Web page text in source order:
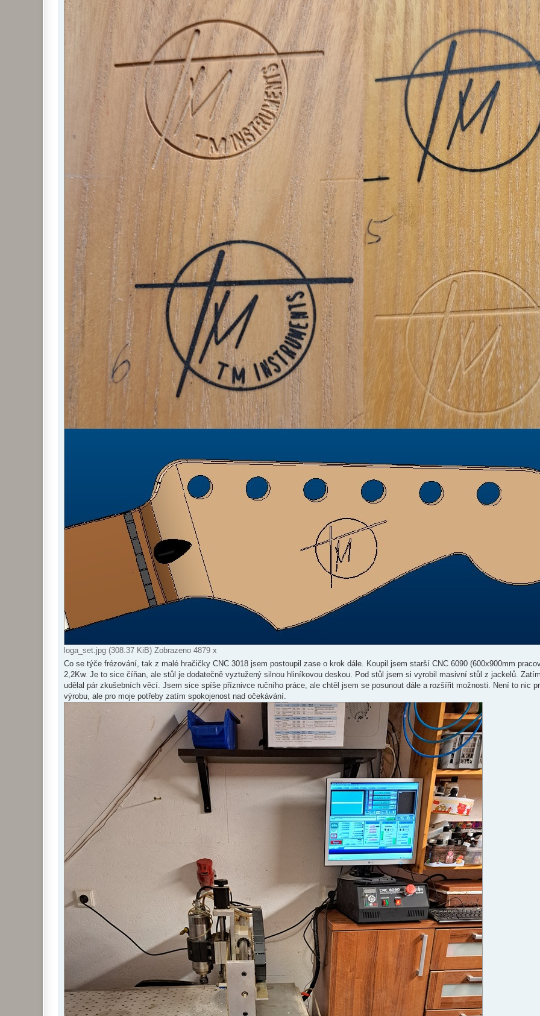
loga_set.jpg (308.37 KiB) Zobrazeno 4879 x
Co se týče frézování, tak z malé hračičky CNC 3018 jsem postoupil zase o krok dále. Koupil jsem starší CNC 6090 (600x900mm
2,2Kw. Je to sice číňan, ale stůl je dodatečně vyztužený silnou hliníkovou deskou. Pod stůl jsem si vyrobil masivní stůl z jackelů.
udělal pár zkušebních věcí. Jsem sice spíše příznivce ručního práce, ale chtěl jsem se posunout dále a rozšířit možnosti. Není to nic
výrobu, ale pro moje potřeby zatím spokojenost nad očekávání.